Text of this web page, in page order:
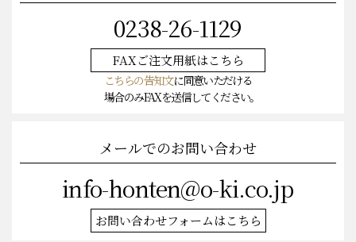
0238-26-1129
FAXご注文用紙はこちら
こちらの告知文に同意いただける
場合のみFAXを送信してください。
メールでのお問い合わせ
info-honten@o-ki.co.jp
お問い合わせフォームはこちら